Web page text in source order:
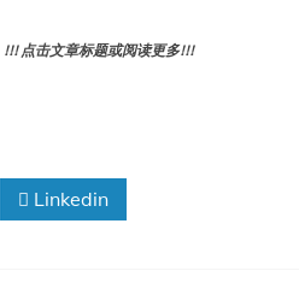
点击文章标题或阅读更多!!!
Linkedin